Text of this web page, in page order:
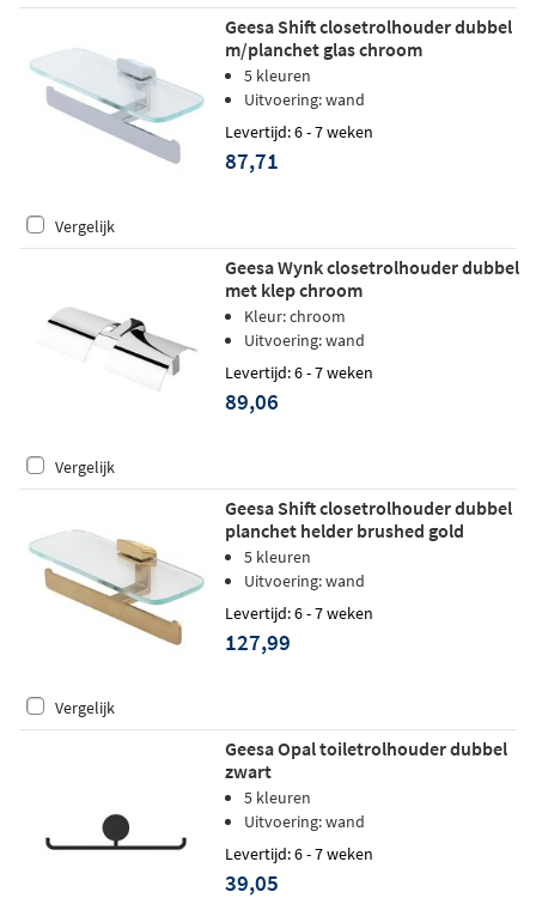
Geesa Shift closetrolhouder dubbel
m/planchet glas chroom
5 kleuren
Uitvoering: wand
Levertijd: 6 - 7 weken
87,71
Vergelijk
Geesa Wynk closetrolhouder dubbel
met klep chroom
Kleur: chroom
Uitvoering: wand
Levertijd: 6 - 7 weken
89,06
Vergelijk
Geesa Shift closetrolhouder dubbel
planchet helder brushed gold
5 kleuren
Uitvoering: wand
Levertijd: 6 - 7 weken
127,99
Vergelijk
Geesa Opal toiletrolhouder dubbel
zwart
5 kleuren
Uitvoering: wand
Levertijd: 6 - 7 weken
39,05